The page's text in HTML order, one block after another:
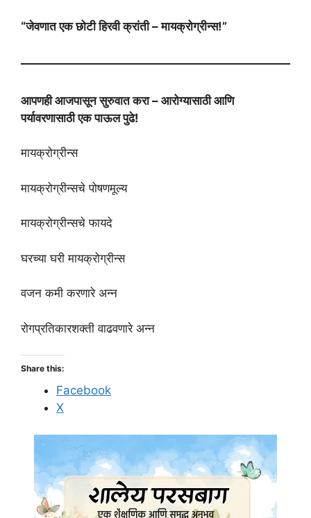
“जेवणात एक छोटी हिरवी क्रांती – मायक्रोग्रीन्स!”
आपणही आजपासून सुरुवात करा – आरोग्यासाठी आणि
पर्यावरणासाठी एक पाऊल पुढे!
मायक्रोग्रीन्स
मायक्रोग्रीन्सचे पोषणमूल्य
मायक्रोग्रीन्सचे फायदे
घरच्या घरी मायक्रोग्रीन्स
वजन कमी करणारे अन्न
रोगप्रतिकारशक्ती वाढवणारे अन्न
Share this:
Facebook
X